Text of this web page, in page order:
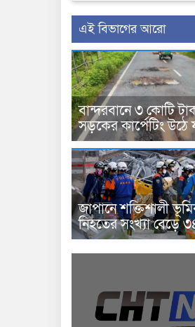
এই বিভাগের আরো
বান্দরবানে ৩ কোটি
সড়কের কার্পেটিং উঠে
জাপানে শক্তিশালী
নিহতের সংখ্যা বেড়ে